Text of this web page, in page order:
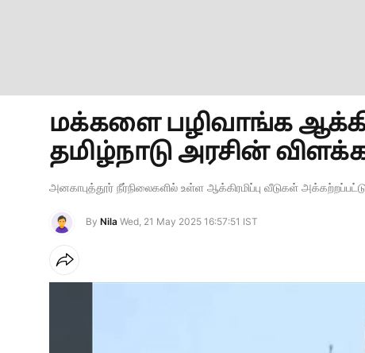
மக்களை பழிவாங்க
தமிழ்நாடு அரசின்
அனகாபுத்தூர் நீர்நிலைகளில் உள்ள ஆக்கிரமிப்பு வீடுகள்
By Nila Wed, 21 May 2025 16:57:51 IST